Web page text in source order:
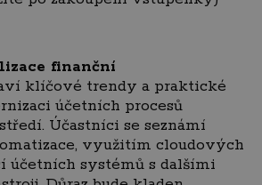
finanční
klíčové trendy a praktické
účetních procesů
Účastníci se seznámí
využitím cloudových
účetních systémů s dalšími